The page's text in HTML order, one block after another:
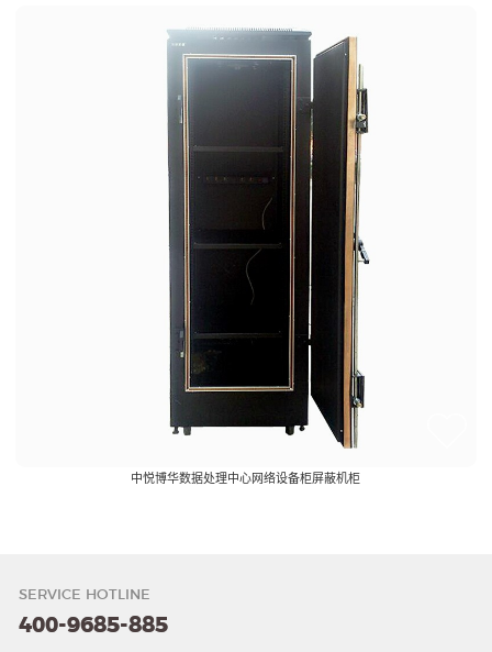
Audio Consol Monitoring TV wall
Broadcasting Table
中悦博华数据处理中心网络设备柜屏蔽机柜
SERVICE HOTLINE
400-9685-885